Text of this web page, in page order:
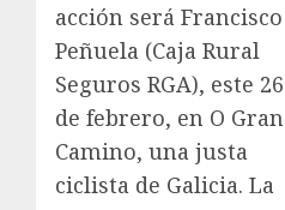
acción será Francisco
Peñuela (Caja Rural
Seguros RGA), este 26
de febrero, en O Gran
Camino, una justa
ciclista de Galicia. La